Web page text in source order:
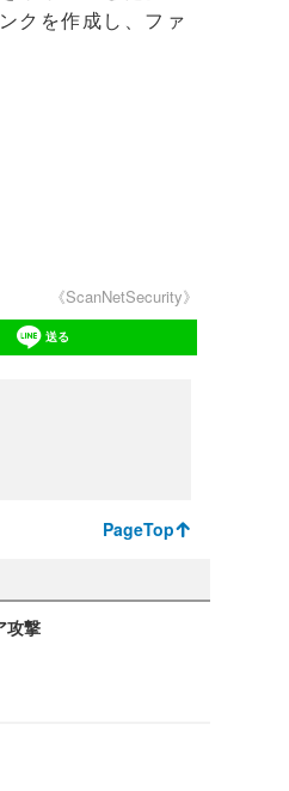
クを作成し、ファ
《ScanNetSecurity》
送る
PageTop
攻撃